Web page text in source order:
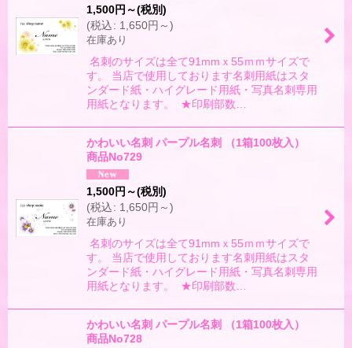
1,500円 ～(税別)
(税込: 1,650円 ～)
在庫あり
名刺のサイズは全て91mmｘ55ｍｍサイズで
す。 当店で使用しております名刺用紙はスタ
ンダード紙・ハイグレード用紙・写真名刺専用
用紙となります。 ★印刷部数…
かわいい名刺 パープル名刺 （1箱100枚入）
商品No729
1,500円 ～(税別)
(税込: 1,650円 ～)
在庫あり
名刺のサイズは全て91mmｘ55ｍｍサイズで
す。 当店で使用しております名刺用紙はスタ
ンダード紙・ハイグレード用紙・写真名刺専用
用紙となります。 ★印刷部数…
かわいい名刺 パープル名刺 （1箱100枚入）
商品No728